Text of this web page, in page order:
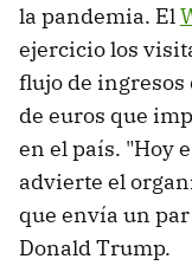
la pandemia. El
ejercicio los
flujo de ingresos
de euros que
en el país. "Hoy
advierte el
que envía un
Donald Trump.